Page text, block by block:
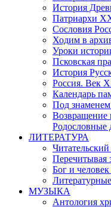
История
Патриархи
Сословия
Ходим в
Уроки
Псковская
История
Россия. Век
Календарь
Под
Возвращение
Родословные
ЛИТЕРАТУРА
Перечитывая
Бог и
МУЗЫКА
Антология